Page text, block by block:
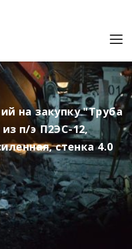
на закупку "Труба
п/э П2ЭС-12,
стенка 4.0